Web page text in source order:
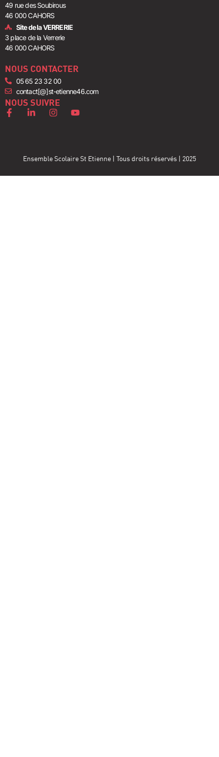
49 rue des Soubirous
46 000 CAHORS
Site de la VERRERIE
3 place de la Verrerie
46 000 CAHORS
NOUS CONTACTER
05 65 23 32 00
contact[@]st-etienne46.com
NOUS SUIVRE
Ensemble Scolaire St Etienne | Tous droits réservés | 2025